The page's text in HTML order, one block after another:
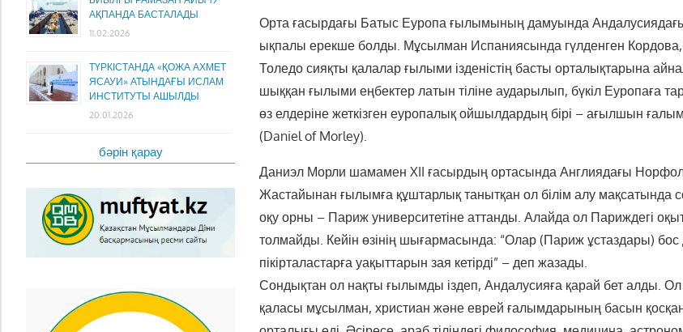
Орта ғасырдағы Батыс Еуропа ғылымының дамуында Андалусиядағы
ықпалы ерекше болды. Мұсылман Испаниясында гүлденген
Толедо сияқты қалалар ғылыми ізденістің басты орталықтарына
шыққан ғылыми еңбектер латын тіліне аударылып, бүкіл Еуропаға
өз елдеріне жеткізген еуропалық ойшылдардың бірі – ағылшын
(Daniel of Morley).
Даниэл Морли шамамен XII ғасырдың ортасында Англиядағы
Жастайынан ғылымға құштарлық танытқан ол білім алу мақсатында
оқу орны – Париж университетіне аттанды. Алайда ол Париждегі
толмайды. Кейін өзінің шығармасында: “Олар (Париж ұстаздары)
пікірталастарға уақыттарын зая кетірді” – деп жазады.
Сондықтан ол нақты ғылымды іздеп, Андалусияға қарай бет алды.
қаласы мұсылман, христиан және еврей ғалымдарының басын
АҚПАНДА БАСТАЛАДЫ
11.02.2026
ТҮРКІСТАНДА «ҚОЖА АХМЕТ
ЯСАУИ» АТЫНДАҒЫ ИСЛАМ
ИНСТИТУТЫ АШЫЛДЫ
20.01.2026
бәрін қарау